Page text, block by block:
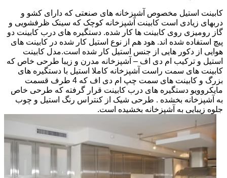
کابینت استیل مخصوص آشپزخانه های صنعتی که دارای کشو و
دربهای زیادی است کابینت آشپزخانه کوچک که سینک ظرفشویی و
گاز رومیزی روی کابینت ها کار شده. دستگیره های درب کابینت دو
پیچ استفاده شده اند. هود هم از نوع استیل کار شده در کابینت های
هوایی از دکور هایی از جنس استیل کار شده است.مدل کابینت
استیل و ترکیب ام دی اف – آشپزخانه مدرن و زیبا طرحی خاص که
کابینت های سمت راست آشپزخانه کاملا استیل با دستگیره های
بزرگ و کابینت های سمت چپ ام دی اف که 4 طرف قسمت
مایکروویو دستگیره های درب کابینت قرار گرفته که طرحی خاص
به آشپزخانه بخشده . طرحی شیک از کنتراس رنگ استیل و چوب
جلوه زیبایی به آشپزخانه بخشیده است.